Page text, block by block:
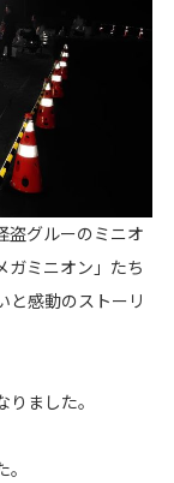
盗グルーのミニオ
ガミニオン」たち
と感動のストーリ
ました。